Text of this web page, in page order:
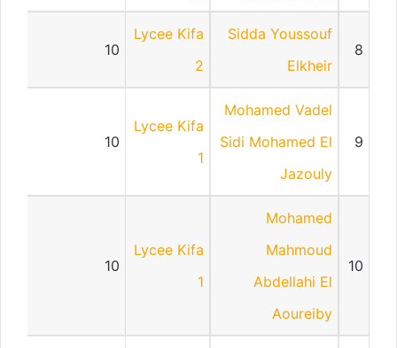
8
Sidda Youssouf
Elkheir
Lycee Kifa
2
10
9
Mohamed Vadel
Sidi Mohamed El
Jazouly
Lycee Kifa
1
10
10
Mohamed
Mahmoud
Abdellahi El
Aoureiby
Lycee Kifa
1
10